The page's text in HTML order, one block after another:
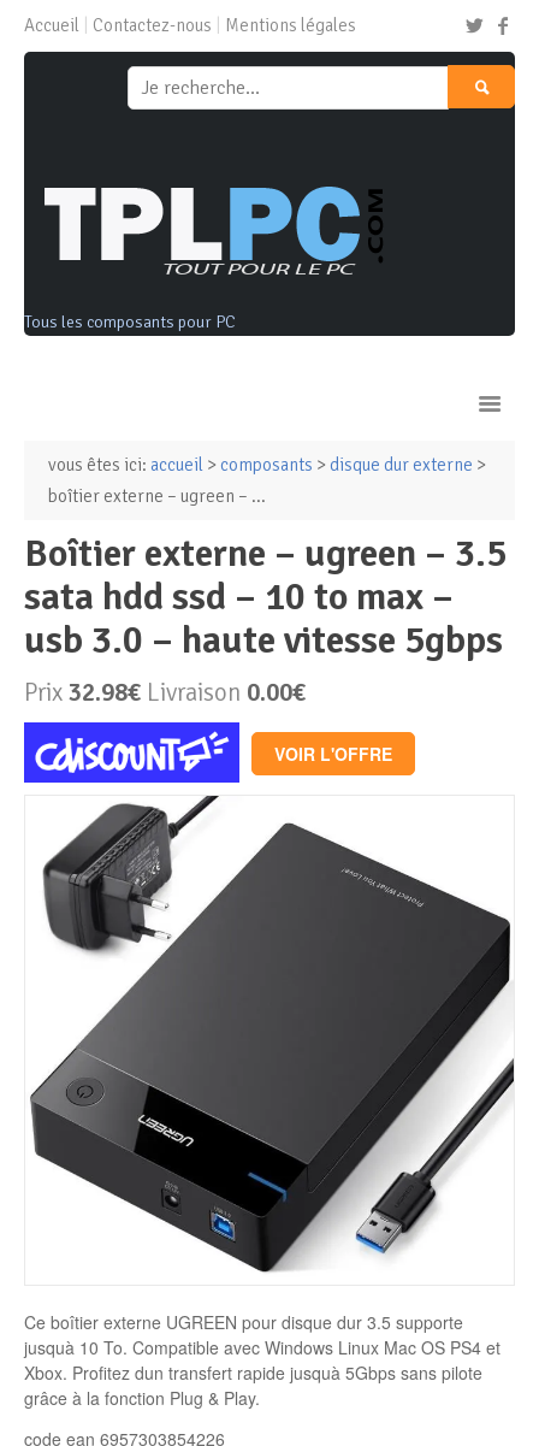
Accueil Contactez-nous Mentions légales
Tous les composants pour PC
Ordinateurs & Tablettes
PC de bureau
Mini PC
PC Tout-en-un
PC en kit
Barebone
Boitier PC
Carte graphique
Carte mère
Mémoire PC
Mémoire Notebook
Processeur
Disque SSD
Périphériques & Réseaux
Clavier & Souris
Ecran PC
Imprimante
Réseaux
vous êtes ici: accueil > composants > disque dur externe >
boîtier externe – ugreen – ...
boîtier externe – ugreen – 3.5
sata hdd ssd – 10 to max –
usb 3.0 – haute vitesse 5gbps
Prix32.98€ Livraison 0.00€
VOIR L'OFFRE
Ce boîtier externe UGREEN pour disque dur 3.5 supporte
jusquà 10 To. Compatible avec Windows Linux Mac OS PS4 et
Xbox. Profitez dun transfert rapide jusquà 5Gbps sans pilote
grâce à la fonction Plug & Play.
code ean 6957303854226